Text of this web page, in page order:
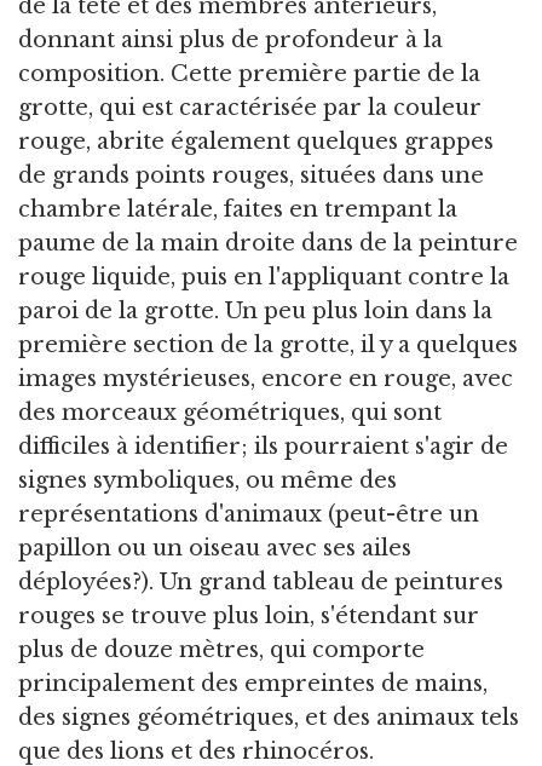
de la tête et des membres antérieurs,
donnant ainsi plus de profondeur à la
composition. Cette première partie de la
grotte, qui est caractérisée par la couleur
rouge, abrite également quelques grappes
de grands points rouges, situées dans une
chambre latérale, faites en trempant la
paume de la main droite dans de la peinture
rouge liquide, puis en l'appliquant contre la
paroi de la grotte. Un peu plus loin dans la
première section de la grotte, il y a quelques
images mystérieuses, encore en rouge, avec
des morceaux géométriques, qui sont
difficiles à identifier; ils pourraient s'agir de
signes symboliques, ou même des
représentations d'animaux (peut-être un
papillon ou un oiseau avec ses ailes
déployées?). Un grand tableau de peintures
rouges se trouve plus loin, s'étendant sur
plus de douze mètres, qui comporte
principalement des empreintes de mains,
des signes géométriques, et des animaux tels
que des lions et des rhinocéros.